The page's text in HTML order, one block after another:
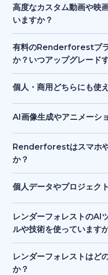
ロゴ、音楽、その他の素
ランドアイデンティティ
高度なカスタム動画や映
いますか？
Renderforest は、構造
最適で、フルスケールの
ありません。プロ品質の
ダクションツールの完全
有料のRenderforestプ
か？いつアップグレード
有料プランは手頃な月額
画の長さ、書き出し品質
テンプレート利用や制作
グレードが適しています。
個人・商用どちらにも使
はい。個人プロジェクト
ス用途の動画やビジュア
AI画像生成やアニメーシ
はい。AI画像ジェネレー
考画像からユニークなビ
成した画像を短いアニメ
Renderforestはスマホ
か？
はい。Renderforestア
でダウンロードでき、ま
いるため、いつでもどこ
個人データやプロジェク
もちろんです。
クラウド保護基準を採用
ェクトを安全に守ります
です。
レンダーフォレストのAI
ルや技術を使っています
レンダーフォレストは、
え、Sora 2、Google
Seedance 2.0、
レンダーフォレストはど
か？